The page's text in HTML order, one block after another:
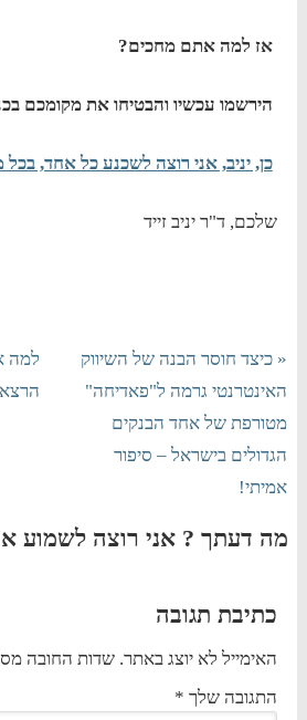
אז למה אתם מחכים?
הירשמו עכשיו והבטיחו את מקומכם
כן, יניב, אני רוצה לשכנע כל אחד,
שלכם, ד"ר יניב זייד
« כיצד חוסר הבנה של השיווק
האינטרנטי גרמה ל"פאדיחה"
מטורפת של אחד הבנקים
הגדולים בישראל – סיפור
אמיתי!
למה
מה דעתך ? אני רוצה לשמוע
כתיבת תגובה
האימייל לא יוצג באתר. שדות החובה
התגובה שלך *